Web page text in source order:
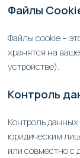
Файлы
Файлы cookie –
хранятся на
устройстве).
Контроль
Контроль
юридическим
или совместно с